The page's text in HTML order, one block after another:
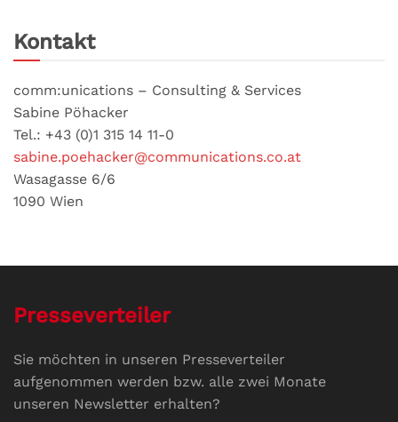
Kontakt
comm:unications – Consulting & Services
Sabine Pöhacker
Tel.: +43 (0)1 315 14 11-0
sabine.poehacker@communications.co.at
Wasagasse 6/6
1090 Wien
Presseverteiler
Sie möchten in unseren Presseverteiler
aufgenommen werden bzw. alle zwei Monate
unseren Newsletter erhalten?